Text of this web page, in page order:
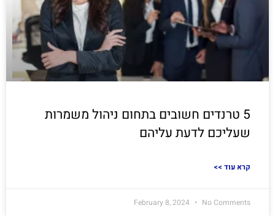
5 טרנדים חשובים בתחום ניהול משמרות
שעליכם לדעת עליהם
<< קרא עוד
February 8, 2024 No Comments